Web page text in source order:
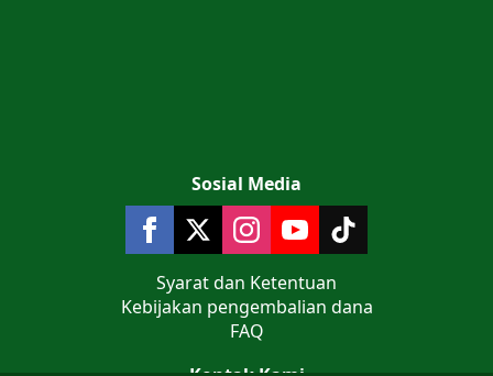
Sosial Media
Syarat dan Ketentuan
Kebijakan pengembalian dana
FAQ